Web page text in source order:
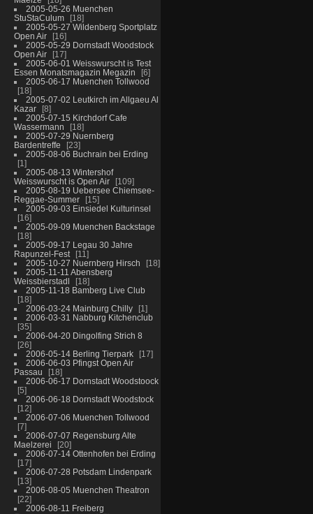
2005-05-26 Muenchen
StuStaCulum
18
2005-05-27 Wildenberg Sportplatz
Open Air
16
2005-05-29 Dornstadt Woodstock
Open Air
17
2005-06-01 Weisswurscht is Test
Essen Monatsmagazin Megazin
6
2005-06-17 Muenchen Tollwood
18
2005-07-02 Leutkirch im Allgaeu Al
Kazar
8
2005-07-15 Kirchdorf Cafe
Wassermann
18
2005-07-29 Nuernberg
Bardentreffe
23
2005-08-06 Buchrain bei Erding
1
2005-08-13 Wintershof
Weisswurscht is Open Air
109
2005-08-19 Uebersee Chiemsee-
Reggae-Summer
15
2005-09-03 Einsiedel Kulturinsel
16
2005-09-09 Muenchen Backstage
18
2005-09-17 Legau 30 Jahre
Rapunzel-Fest
11
2005-10-27 Nuernberg Hirsch
18
2005-11-11 Abensberg
Weissbierstadl
18
2005-11-18 Bamberg Live Club
18
2006-03-24 Mainburg Chilly
1
2006-03-31 Nabburg Kitchenclub
35
2006-04-20 Dingolfing Strich 8
26
2006-05-14 Berling Tierpark
17
2006-06-03 Pfingst Open Air
Passau
18
2006-06-17 Dornstadt Woodstoock
5
2006-06-18 Dornstadt Woodstock
12
2006-07-06 Muenchen Tollwood
7
2006-07-07 Regensburg Alte
Maelzerei
20
2006-07-14 Ottenhofen bei Erding
17
2006-07-28 Potsdam Lindenpark
13
2006-08-05 Muenchen Theatron
22
2006-08-11 Freiberg